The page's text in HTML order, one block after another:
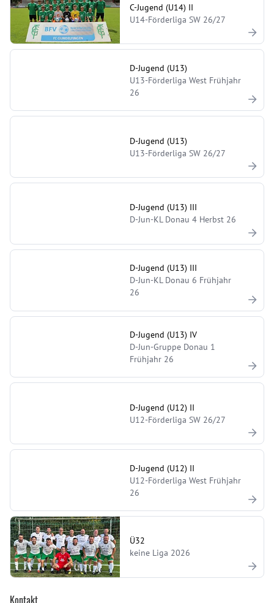
C-Jugend (U14) II
U14-Förderliga SW 26/27
D-Jugend (U13)
U13-Förderliga West Frühjahr
26
D-Jugend (U13)
U13-Förderliga SW 26/27
D-Jugend (U13) III
D-Jun-KL Donau 4 Herbst 26
D-Jugend (U13) III
D-Jun-KL Donau 6 Frühjahr
26
D-Jugend (U13) IV
D-Jun-Gruppe Donau 1
Frühjahr 26
D-Jugend (U12) II
U12-Förderliga SW 26/27
D-Jugend (U12) II
U12-Förderliga West Frühjahr
26
Ü32
keine Liga 2026
Kontakt